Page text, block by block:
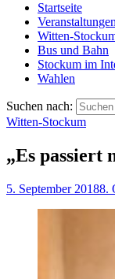
Startseite
Veranstaltungen
Witten-
Bus und Bahn
Stockum im
Wahlen
Suchen nach:
Witten-Stockum
„Es passiert
5. September 20188.